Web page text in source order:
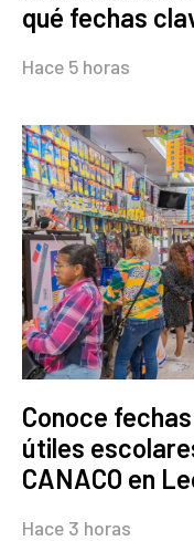
qué fechas
Hace 5 horas
Conoce
útiles
CANACO en
Hace 3 horas